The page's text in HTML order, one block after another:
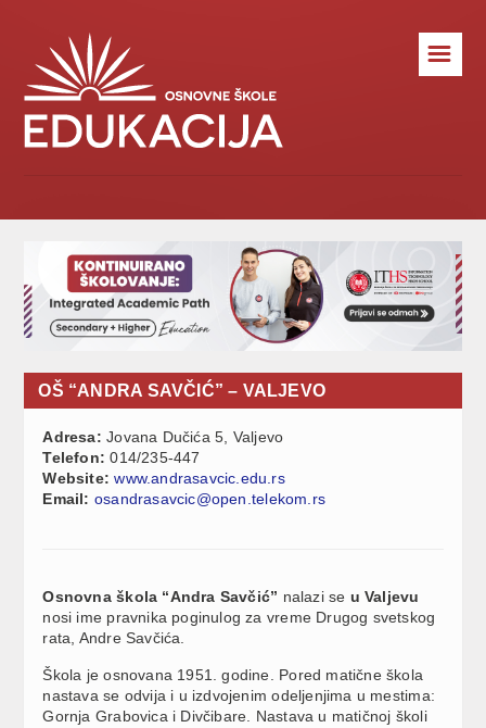
☰
OŠ “ANDRA SAVČIĆ” – VALJEVO
Adresa:Jovana Dučića 5, Valjevo
Telefon:014/235-447
Website:www.andrasavcic.edu.rs
Email: osandrasavcic@open.telekom.rs
Osnovna škola “Andra Savčić” nalazi se u Valjevu
nosi ime pravnika poginulog za vreme Drugog svetskog
rata, Andre Savčića.
Škola je osnovana 1951. godine. Pored matične škola
nastava se odvija i u izdvojenim odeljenjima u mestima:
Gornja Grabovica i Divčibare. Nastava u matičnoj školi